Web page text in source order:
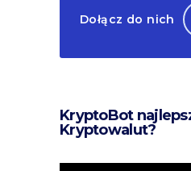
Dołącz do nich
KryptoBot
Kryptowalut?